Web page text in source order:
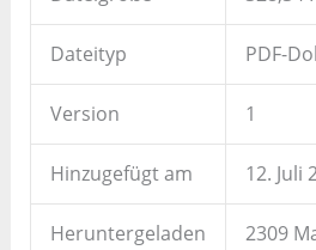
Dateityp PDF-
Version 1
Hinzugefügt am 12. Juli
Heruntergeladen 2309